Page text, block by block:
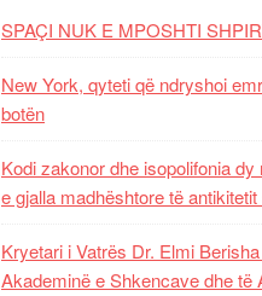
SPAÇI NUK E MPOSHTI
New York, qyteti që ndryshoi
botën
Kodi zakonor dhe isopolifonia
e gjalla madhështore të
Kryetari i Vatrës Dr. Elmi
Akademinë e Shkencave dhe të